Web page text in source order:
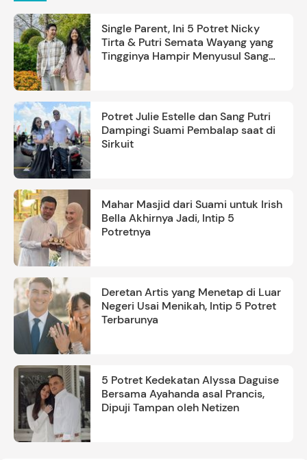
Single Parent, Ini 5 Potret Nicky
Tirta & Putri Semata Wayang yang
Tingginya Hampir Menyusul Sang
Potret Julie Estelle dan Sang Putri
Dampingi Suami Pembalap saat di
Sirkuit
Mahar Masjid dari Suami untuk Irish
Bella Akhirnya Jadi, Intip 5
Potretnya
Deretan Artis yang Menetap di Luar
Negeri Usai Menikah, Intip 5 Potret
Terbarunya
5 Potret Kedekatan Alyssa Daguise
Bersama Ayahanda asal Prancis,
Dipuji Tampan oleh Netizen